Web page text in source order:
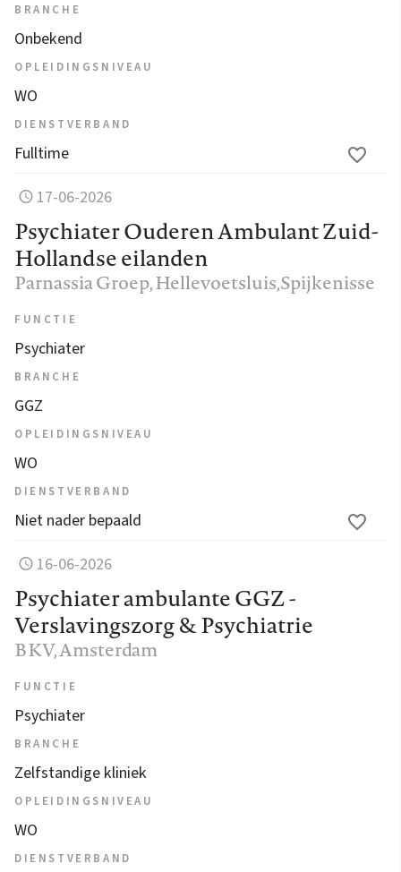
BRANCHE
Onbekend
OPLEIDINGSNIVEAU
WO
DIENSTVERBAND
Fulltime
17-06-2026
Psychiater Ouderen Ambulant Zuid-
Hollandse eilanden
Parnassia Groep, Hellevoetsluis,Spijkenisse
FUNCTIE
Psychiater
BRANCHE
GGZ
OPLEIDINGSNIVEAU
WO
DIENSTVERBAND
Niet nader bepaald
16-06-2026
Psychiater ambulante GGZ -
Verslavingszorg & Psychiatrie
BKV, Amsterdam
FUNCTIE
Psychiater
BRANCHE
Zelfstandige kliniek
OPLEIDINGSNIVEAU
WO
DIENSTVERBAND